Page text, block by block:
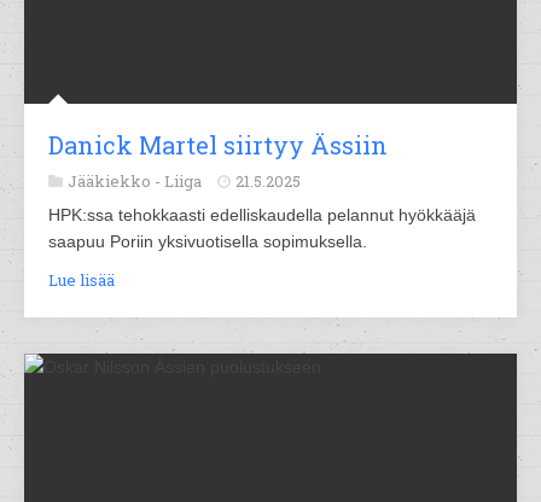
Danick Martel siirtyy Ässiin
Jääkiekko - Liiga 21.5.2025
HPK:ssa tehokkaasti edelliskaudella pelannut hyökkääjä
saapuu Poriin yksivuotisella sopimuksella.
Lue lisää